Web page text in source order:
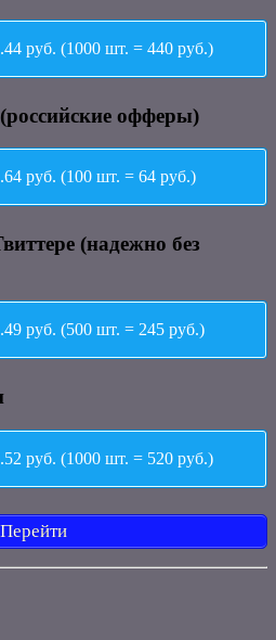
руб. (1000 шт. = 440 руб.)
офферы)
руб. (100 шт. = 64 руб.)
(надежно без
руб. (500 шт. = 245 руб.)
руб. (1000 шт. = 520 руб.)
Перейти